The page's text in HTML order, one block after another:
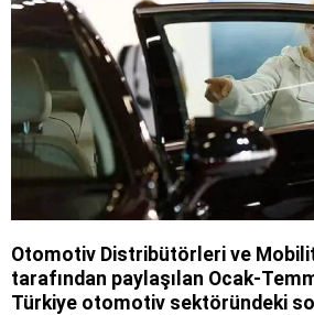
Otomotiv Distribütörleri ve
tarafından paylaşılan Ocak-
Türkiye otomotiv sektöründeki